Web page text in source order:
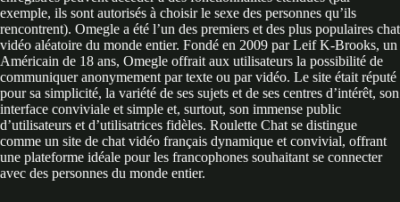
exemple, ils sont autorisés à choisir le sexe des personnes qu’ils
rencontrent). Omegle a été l’un des premiers et des plus populaires chat
vidéo aléatoire du monde entier. Fondé en 2009 par Leif K-Brooks, un
Américain de 18 ans, Omegle offrait aux utilisateurs la possibilité de
communiquer anonymement par texte ou par vidéo. Le site était réputé
pour sa simplicité, la variété de ses sujets et de ses centres d’intérêt, son
interface conviviale et simple et, surtout, son immense public
d’utilisateurs et d’utilisatrices fidèles. Roulette Chat se distingue
comme un site de chat vidéo français dynamique et convivial, offrant
une plateforme idéale pour les francophones souhaitant se connecter
avec des personnes du monde entier.